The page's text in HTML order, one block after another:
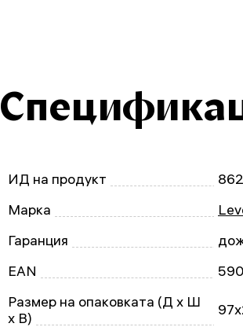
ИД на продукт
Марка
Гаранция
EAN
Размер на опаковката (Д x Ш
x В)